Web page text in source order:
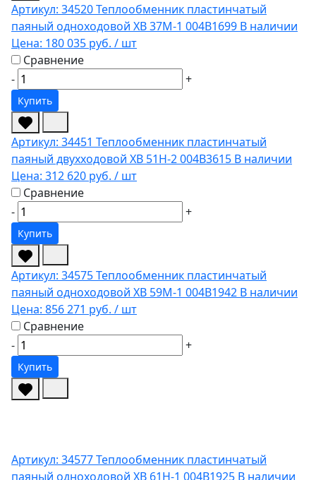
Артикул: 34520Теплообменник пластинчатый
паяный одноходовой XB 37M-1 004B1699 В наличии
Цена: 180 035 руб. / шт
Сравнение
-
+
Купить
Артикул: 34451 Теплообменник пластинчатый
паяный двухходовой XB 51H-2 004B3615 В наличии
Цена: 312 620 руб. / шт
Сравнение
-
+
Купить
Артикул: 34575Теплообменник пластинчатый
паяный одноходовой XB 59M-1 004B1942 В наличии
Цена: 856 271 руб. / шт
Сравнение
-
+
Купить
Артикул: 34577Теплообменник пластинчатый
паяный одноходовой XB 61H-1 004B1925 В наличии